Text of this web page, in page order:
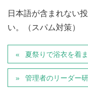
日本語が含まれない
い。（スパム対策）
夏祭りで浴衣を着ま
管理者のリーダー